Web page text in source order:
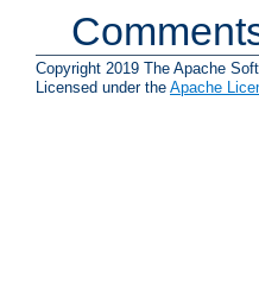
Copyright 2019 The Apache
Licensed under the Apache